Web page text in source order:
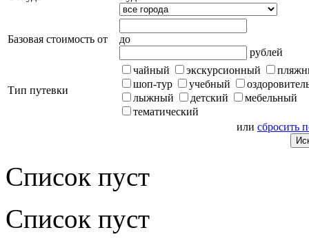
Базовая стоимость от
до
рублей
Тип путевки
чайный экскурсионный
шоп-тур
учебный
лыжный
детский
мебельный
тематический
или сбросить
Список пуст
Список пуст